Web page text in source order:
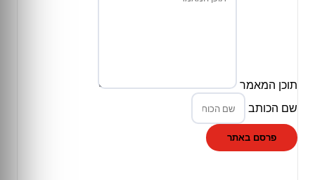
תוכן המאמר
שם הכותב
פרסם באתר